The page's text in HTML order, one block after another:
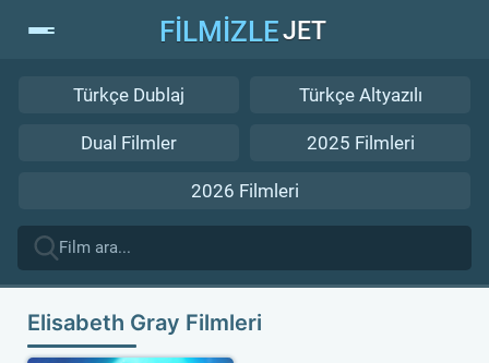
FİLMİZLEJET
Türkçe Dublaj Türkçe Altyazılı
Dual Filmler 2025 Filmleri
2026 Filmleri
Elisabeth Gray Filmleri